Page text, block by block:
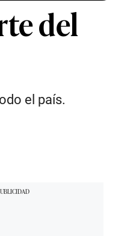
del
el país.